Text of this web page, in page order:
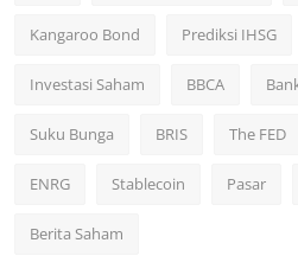
Kangaroo Bond Prediksi IHSG
Investasi Saham BBCA
Suku Bunga BRIS The FED
ENRG Stablecoin Pasar
Berita Saham